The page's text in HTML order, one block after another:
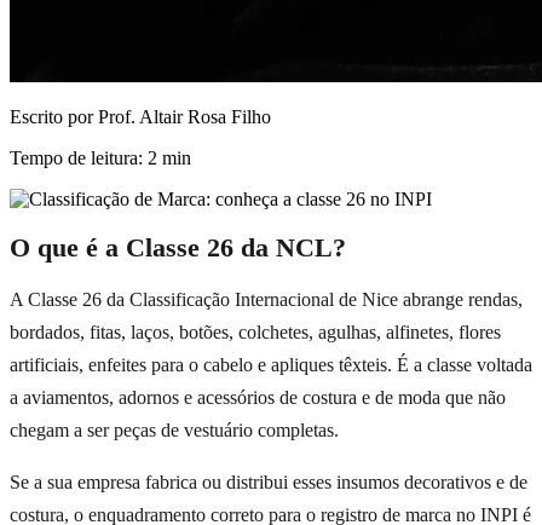
Escrito porProf. Altair Rosa Filho
Tempo de leitura: 2 min
O que é a Classe 26 da NCL?
A Classe 26 da Classificação Internacional de Nice abrange rendas,
bordados, fitas, laços, botões, colchetes, agulhas, alfinetes, flores
artificiais, enfeites para o cabelo e apliques têxteis. É a classe voltada
a aviamentos, adornos e acessórios de costura e de moda que não
chegam a ser peças de vestuário completas.
Se a sua empresa fabrica ou distribui esses insumos decorativos e de
costura, o enquadramento correto para o registro de marca no INPI é